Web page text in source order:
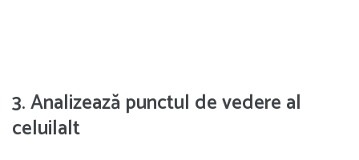
3. Analizează punctul de vedere al
celuilalt